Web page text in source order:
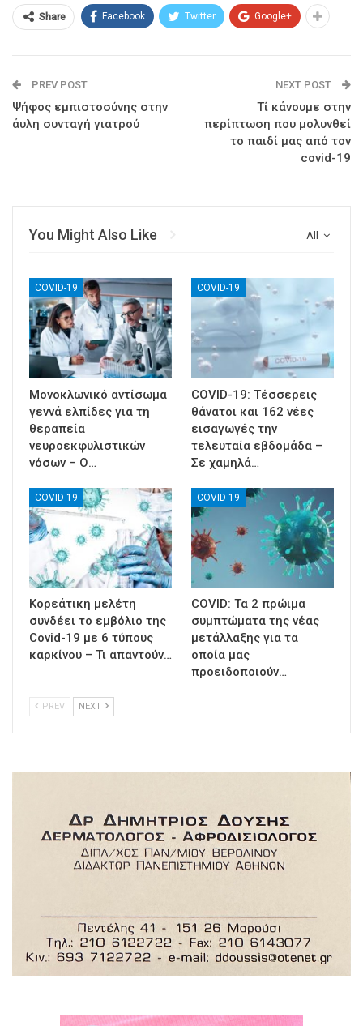
Share Facebook Twitter Google+
PREV POST
Ψήφος εμπιστοσύνης στην
άυλη συνταγή γιατρού
NEXT POST
Τί κάνουμε στην
περίπτωση που μολυνθεί
το παιδί μας από τον
covid-19
All
You Might Also Like
COVID-19
Μονοκλωνικό αντίσωμα
γεννά ελπίδες για τη
θεραπεία
νευροεκφυλιστικών
νόσων – Ο…
COVID-19
COVID-19: Τέσσερεις
θάνατοι και 162 νέες
εισαγωγές την
τελευταία εβδομάδα –
Σε χαμηλά…
COVID-19
Κορεάτικη μελέτη
συνδέει το εμβόλιο της
Covid-19 με 6 τύπους
καρκίνου – Τι απαντούν…
COVID-19
COVID: Τα 2 πρώιμα
συμπτώματα της νέας
μετάλλαξης για τα
οποία μας
προειδοποιούν…
PREV NEXT